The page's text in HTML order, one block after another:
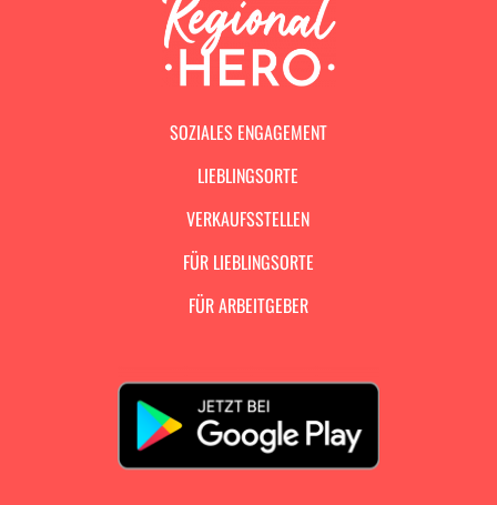
SOZIALES ENGAGEMENT
LIEBLINGSORTE
VERKAUFSSTELLEN
FÜR LIEBLINGSORTE
FÜR ARBEITGEBER